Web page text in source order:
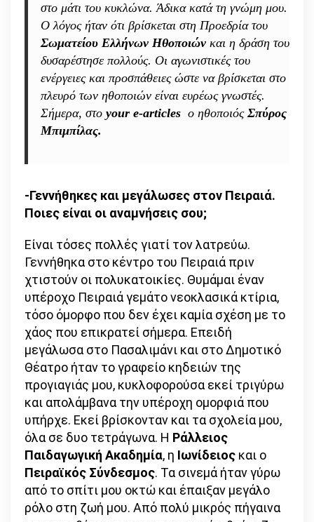
στο μάτι του κυκλώνα. Άδικα κατά τη γνώμη μου.
Ο λόγος ήταν ότι βρίσκεται στη Προεδρία του
Σωματείου Ελλήνων Ηθοποιώνκαι η δράση του
δυσαρέστησε πολλούς. Οι αγωνιστικές του
ενέργειες και προσπάθειες ώστε να βρίσκεται στο
πλευρό των ηθοποιών είναι ευρέως γνωστές.
Σήμερα, στο your e-articlesο ηθοποιόςΣπύρος
Μπιμπίλας.
-Γεννήθηκες και μεγάλωσες στον Πειραιά.
Ποιες είναι οι αναμνήσεις σου;
Είναι τόσες πολλές γιατί τον λατρεύω.
Γεννήθηκα στο κέντρο του Πειραιά πριν
χτιστούν οι πολυκατοικίες. Θυμάμαι έναν
υπέροχο Πειραιά γεμάτο νεοκλασικά κτίρια,
τόσο όμορφο που δεν έχει καμία σχέση με το
χάος που επικρατεί σήμερα. Επειδή
μεγάλωσα στο Πασαλιμάνι και στο Δημοτικό
Θέατρο ήταν το γραφείο κηδειών της
προγιαγιάς μου, κυκλοφορούσα εκεί τριγύρω
και απολάμβανα την υπέροχη ομορφιά που
υπήρχε. Εκεί βρίσκονταν και τα σχολεία μου,
όλα σε δυο τετράγωνα. Η Ράλλειος
Παιδαγωγική Ακαδημία, η Ιωνίδειος και ο
Πειραϊκός Σύνδεσμος. Τα σινεμά ήταν γύρω
από το σπίτι μου οκτώ και έπαιξαν μεγάλο
ρόλο στη ζωή μου. Από πολύ μικρός πήγαινα